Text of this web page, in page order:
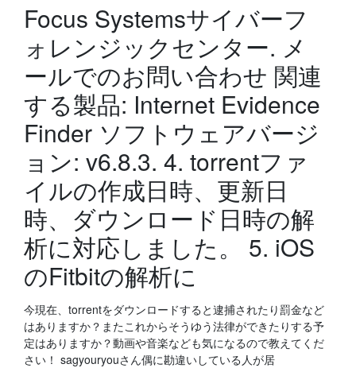
Focus Systemsサイバーフ
ォレンジックセンター. メ
ールでのお問い合わせ 関連
する製品: Internet Evidence
Finder ソフトウェアバージ
ョン: v6.8.3. 4. torrentファ
イルの作成日時、更新日
時、ダウンロード日時の解
析に対応しました。 5. iOS
のFitbitの解析に
今現在、torrentをダウンロードすると逮捕されたり罰金など
はありますか？またこれからそうゆう法律ができたりする予
定はありますか？動画や音楽なども気になるので教えてくだ
さい！ sagyouryouさん偶に勘違いしている人が居